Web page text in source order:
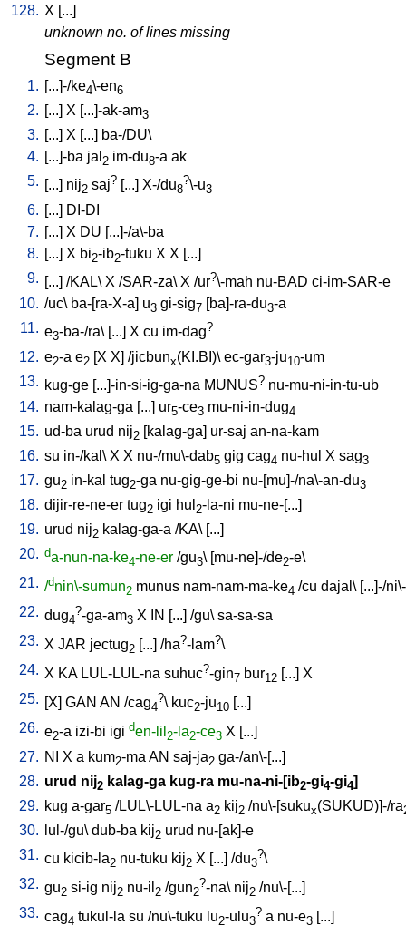
128. X [...]
unknown no. of lines missing
Segment B
1. [...]-/ke4\-en6
2. [...] X [...]-ak-am3
3. [...] X [...] ba-/DU\
4. [...]-ba jal 2 im-du8-a ak
5. [...] nij2 saj? [...] X-/du8
?\-u3
6. [...] DI-DI
7. [...] X DU [...]-/a\-ba
8. [...] X bi2-ib2-tuku X X [...]
9. [...] /KAL\ X /SAR-za\ X /ur?\-mah nu-BAD ci-im-SAR-e
10. /uc\ ba-[ra-X-a] u3 gi-sig7 [ba]-ra-du3-a
11. e3-ba-/ra\ [...] X cu im-dag?
12. e2-a e2 [X X] /jicbunx(KI.BI)\ ec-gar3-ju10-um
13. kug-ge [...]-in-si-ig-ga-na MUNUS? nu-mu-ni-in-tu-ub
14. nam-kalag-ga [...] ur5-ce3 mu-ni-in-dug4
15. ud-ba urud nij2 [kalag-ga] ur-saj an-na-kam
16. su in-/kal \ X X nu-/mu\-dab5 gig cag4 nu-hul X sag3
17. gu2 in-kal tug2-ga nu-gig-ge-bi nu-[mu]-/na\-an-du3
18. dijir-re-ne-er tug2 igi hul 2-la-ni mu-ne-[...]
19. urud nij2 kalag-ga-a /KA\ [...]
20. da-nun-na-ke4-ne-er /gu3\ [mu-ne]-/de2-e\
21. /dnin\-sumun2 munus nam-nam-ma-ke4 /cu dajal \ [...]-/
22. dug4
?-ga-am3 X IN [...] /gu\ sa-sa-sa
23. X JAR jectug2 [...] /ha?-lam?\
24. X KA LUL-LUL-na suhuc?-gin7 bur12 [...] X
25. [X] GAN AN /cag4
?\ kuc2-ju10 [...]
26. e2-a izi-bi igi den-lil 2-la2-ce3 X [...]
27. NI X a kum2-ma AN saj-ja2 ga-/an\-[...]
28. urud nij2 kalag-ga kug-ra mu-na-ni-[ib2-gi4-gi4]
29. kug a-gar5 /LUL\-LUL-na a2 kij2 /nu\-[sukux(SUKUD)]-/ra
30. lul-/gu\ dub-ba kij2 urud nu-[ak]-e
31. cu kicib-la2 nu-tuku kij2 X [...] /du3
?\
32. gu2 si-ig nij2 nu-il 2 /gun2
?-na\ nij2 /nu\-[...]
33. cag4 tukul-la su /nu\-tuku lu2-ulu3
? a nu-e3 [...]